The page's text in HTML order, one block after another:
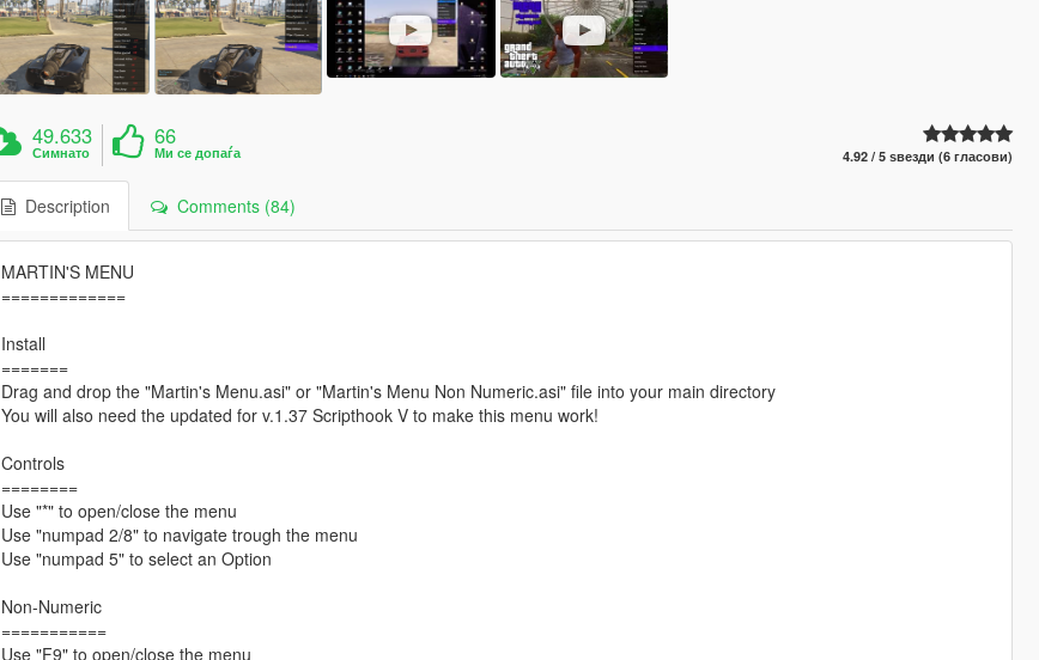
49.633
Симнато
66
Ми се допаѓа 4.92 / 5 ѕвезди (6 гласови)
Description Comments (84)
MARTIN'S MENU
=============
Install
=======
Drag and drop the "Martin's Menu.asi" or "Martin's Menu Non Numeric.asi" file into your main directory
You will also need the updated for v.1.37 Scripthook V to make this menu work!
Controls
========
Use "*" to open/close the menu
Use "numpad 2/8" to navigate trough the menu
Use "numpad 5" to select an Option
Non-Numeric
===========
Use "F9" to open/close the menu